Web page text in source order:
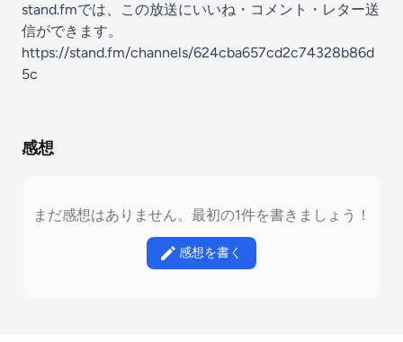
stand.fmでは、この放送にいいね・コメント・レター送
信ができます。
https://stand.fm/channels/624cba657cd2c74328b86d
5c
感想
まだ感想はありません。最初の1件を書きましょう！
感想を書く